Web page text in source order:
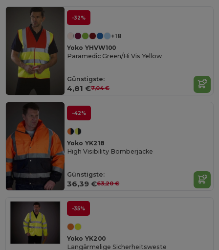
-32%
+18
Yoko YHVW100
Paramedic Green/Hi Vis Yellow
Günstigste:
4,81 €7,04 €
-42%
Yoko YK218
High Visibility Bomberjacke
Günstigste:
36,39 €63,20 €
-35%
Yoko YK200
Langärmelige Sicherheitsweste